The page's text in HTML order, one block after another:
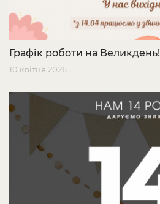
Графік роботи на Великдень!
10 квітня 2026